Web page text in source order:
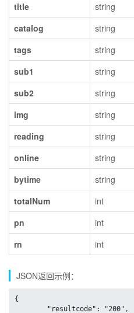
title
string
catalog
string
tags
string
sub1
string
sub2
string
img
string
reading
string
online
string
bytime
string
totalNum
int
pn
int
rn
int
JSON返回示例：
{